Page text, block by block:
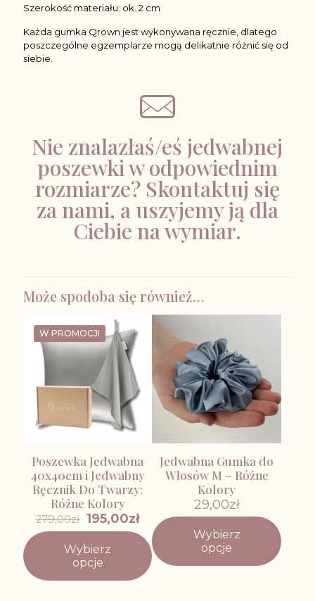
Szerokość materiału: ok. 2 cm
Każda gumka Qrown jest wykonywana ręcznie, dlatego
poszczególne egzemplarze mogą delikatnie różnić się od
siebie.
Nie znalazłaś/eś jedwabnej
poszewki w odpowiednim
rozmiarze? Skontaktuj się
za nami, a uszyjemy ją dla
Ciebie na wymiar.
Może spodoba się również…
W PROMOCJI
Poszewka Jedwabna
40x40cm i Jedwabny
Ręcznik Do Twarzy:
Różne Kolory
279,00zł Pierwotna
cena
wynosiła:
279,00zł.
195,00złAktualna
cena
wynosi:
195,00zł.
Wybierz
opcje
Ten
produkt
Jedwabna Gumka do
Włosów M – Różne
Kolory
29,00zł
Wybierz
opcje
Ten
produkt